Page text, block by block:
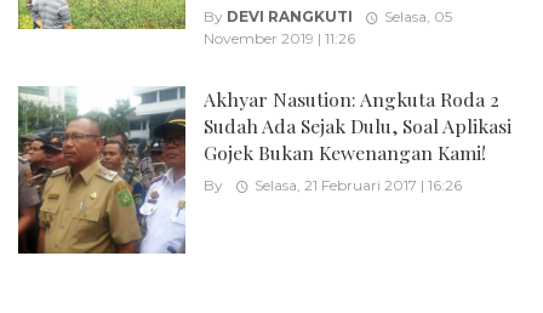
By DEVI RANGKUTI
Selasa, 05
November 2019 | 11:26
Akhyar Nasution: Angkuta Roda 2
Sudah Ada Sejak Dulu, Soal Aplikasi
Gojek Bukan Kewenangan Kami!
By Selasa, 21 Februari 2017 | 16:26